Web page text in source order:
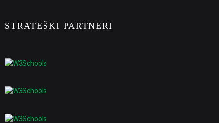
STRATEŠKI PARTNERI